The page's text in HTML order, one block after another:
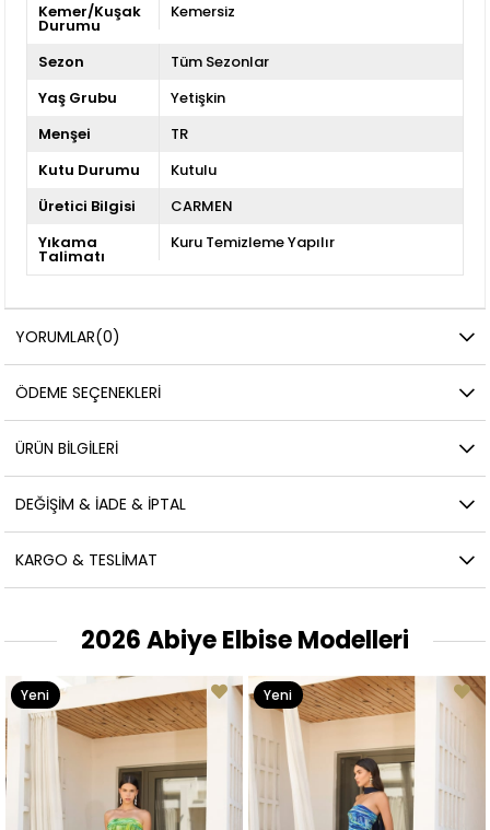
Kemer/Kuşak
Durumu
Kemersiz
Sezon
Tüm Sezonlar
Yaş Grubu
Yetişkin
Menşei
TR
Kutu Durumu
Kutulu
Üretici Bilgisi
CARMEN
Yıkama
Talimatı
Kuru Temizleme Yapılır
YORUMLAR(0)
ÖDEME SEÇENEKLERI
ÜRÜN BILGILERI
DEĞIŞIM & İADE & İPTAL
KARGO & TESLIMAT
2026 Abiye Elbise Modelleri
Yeni
Ürün
Yeni
Ürün